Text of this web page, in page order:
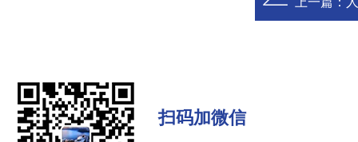
扫码加微信